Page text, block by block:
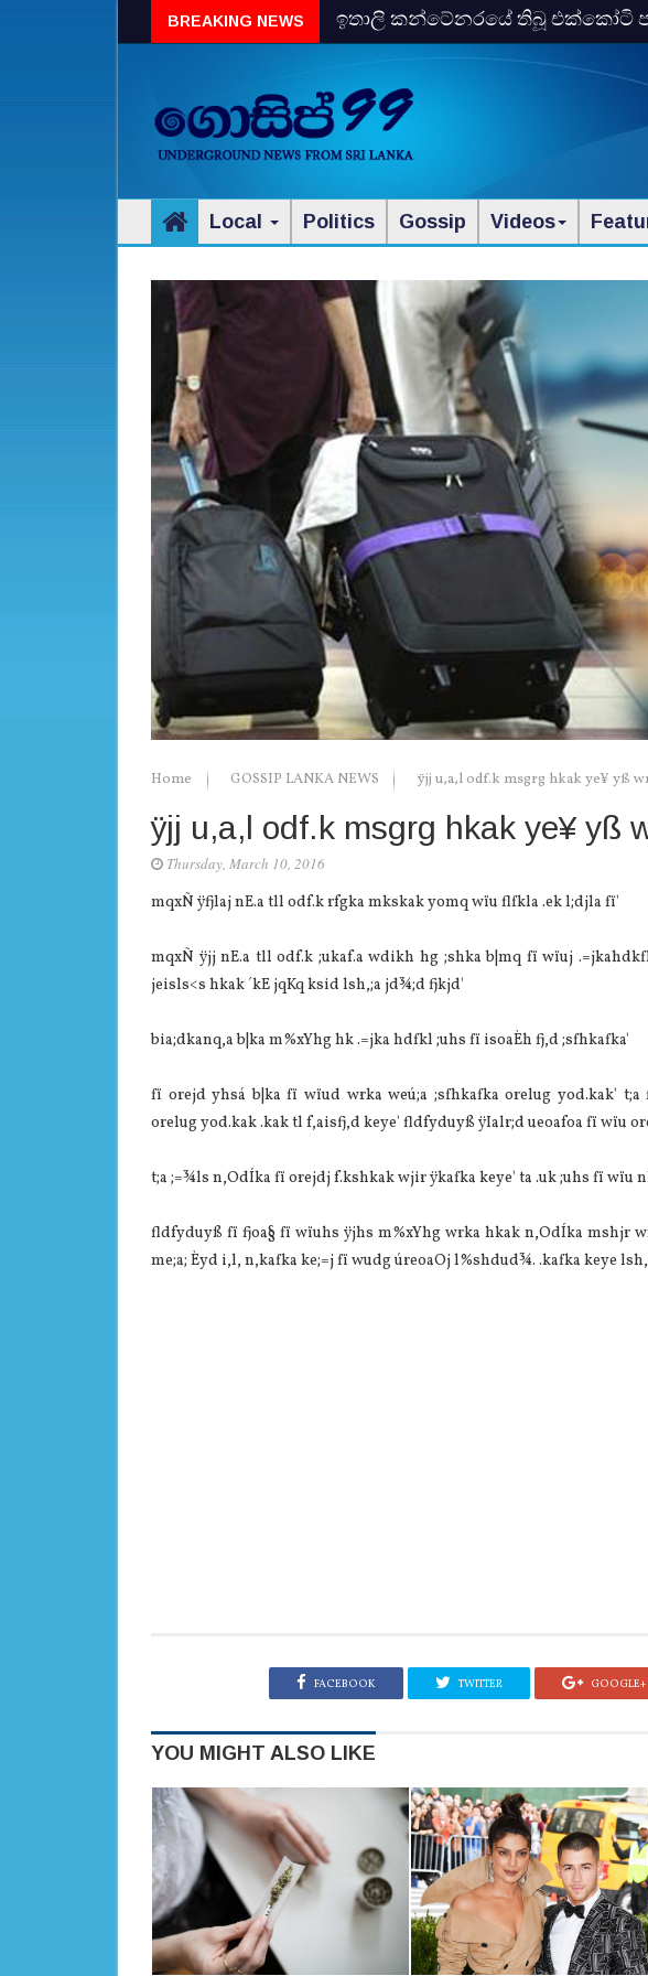
BREAKING NEWS
ඉතාලි කන්ටේනරයේ තිබූ එක්‌කෝටි
Local Politics Gossip Videos
Home GOSSIP LANKA NEWS ÿjj u,a,l odf.k msgrg hkak ye¥ yß
ÿjj u,a,l odf.k msgrg hkak ye¥ yß
Thursday, March 10, 2016
mqxÑ ÿfjlaj nE.a tll odf.k rfgka mkskak yomq wïu flfkla .ek l;djla fï'
mqxÑ ÿjj nE.a tll odf.k ;ukaf.a wdikh hg ;shka b|mq fï wïuj
jeisls<s hkak ´kE jqKq ksid lsh,;a jd¾;d fjkjd'
bia;dkanq,a b|ka m%xYhg hk .=jka hdfkl ;uhs fï isoaÈh fj,d ;sfhkafka'
fï orejd yhsá b|ka fï wïud wrka weú;a ;sfhkafka orelug yod.kak'
orelug yod.kak .kak tl f,aisfj,d keye' fldfyduyß ÿIalr;d ueoafoa fï wïu
t;a ;=¾ls n,OdÍka fï orejdj f.kshkak wjir ÿkafka keye' ta .uk ;uhs fï wïu
fldfyduyß fï fjoa§ fï wïuhs ÿjhs m%xYhg wrka hkak n,OdÍka mshjr
me;a; Èyd i,l, n,kafka ke;=j fï wudg úreoaOj l%shdud¾. .kafka keye
FACEBOOK TWITTER GOOGLE+
YOU MIGHT ALSO LIKE